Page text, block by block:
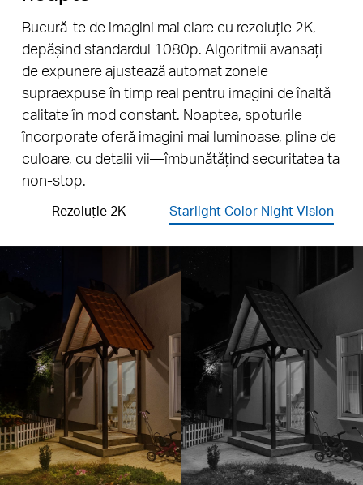
Bucură-te de imagini mai clare cu rezoluție 2K,
depășind standardul 1080p. Algoritmii avansați
de expunere ajustează automat zonele
supraexpuse în timp real pentru imagini de înaltă
calitate în mod constant. Noaptea, spoturile
încorporate oferă imagini mai luminoase, pline de
culoare, cu detalii vii—îmbunătățind securitatea ta
non-stop.
Rezoluție 2K Starlight Color Night Vision